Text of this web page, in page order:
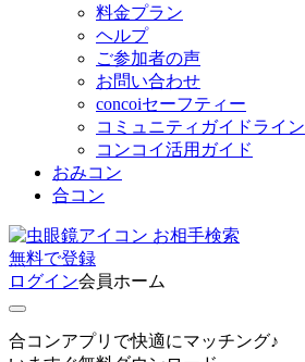
料金プラン
ヘルプ
ご参加者の声
お問い合わせ
concoiセーフティー
コミュニティガイドライン
コンコイ活用ガイド
おみコン
合コン
お相手検索
無料で登録
ログイン会員ホーム
合コンアプリで快適にマッチング♪